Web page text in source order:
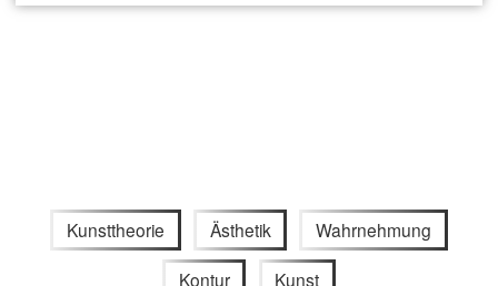
Kunsttheorie Ästhetik Wahrnehmung
Kontur Kunst